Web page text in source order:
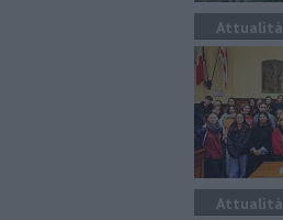
Attualità
Attualità